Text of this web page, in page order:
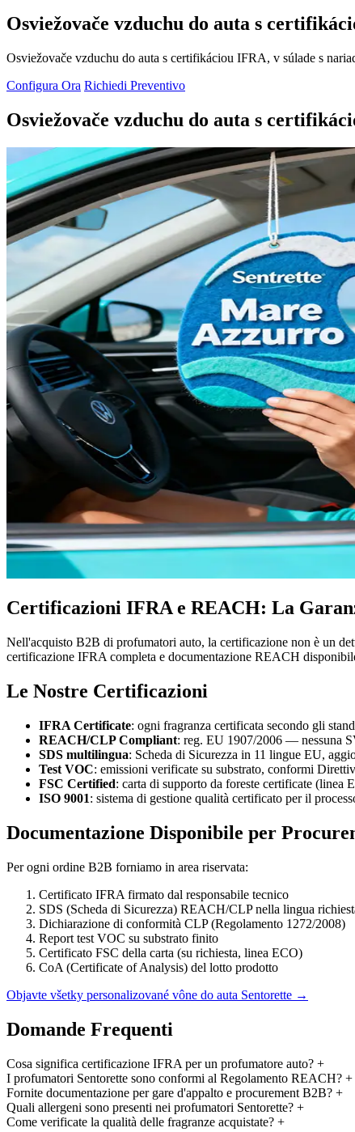
Osviežovače vzduchu do auta s
Osviežovače vzduchu do auta s certifikáciou IFRA, v súlade s
Configura Ora Richiedi Preventivo
Osviežovače vzduchu do auta s
Certificazioni IFRA e REACH: La
Nell'acquisto B2B di profumatori auto, la certificazione non è un
certificazione IFRA completa e documentazione REACH
Le Nostre Certificazioni
IFRA Certificate: ogni fragranza certificata secondo gli
REACH/CLP Compliant: reg. EU 1907/2006 — nessuna
SDS multilingua: Scheda di Sicurezza in 11 lingue EU,
Test VOC: emissioni verificate su substrato, conformi
FSC Certified: carta di supporto da foreste certificate (linea
ISO 9001: sistema di gestione qualità certificato per il
Documentazione Disponibile per
Per ogni ordine B2B forniamo in area riservata:
Certificato IFRA firmato dal responsabile tecnico
SDS (Scheda di Sicurezza) REACH/CLP nella lingua
Dichiarazione di conformità CLP (Regolamento 1272/2008)
Report test VOC su substrato finito
Certificato FSC della carta (su richiesta, linea ECO)
CoA (Certificate of Analysis) del lotto prodotto
Objavte všetky personalizované vône do auta Sentorette →
Domande Frequenti
Cosa significa certificazione IFRA per un profumatore auto? +
I profumatori Sentorette sono conformi al Regolamento REACH? +
Fornite documentazione per gare d'appalto e procurement B2B? +
Quali allergeni sono presenti nei profumatori Sentorette? +
Come verificate la qualità delle fragranze acquistate? +